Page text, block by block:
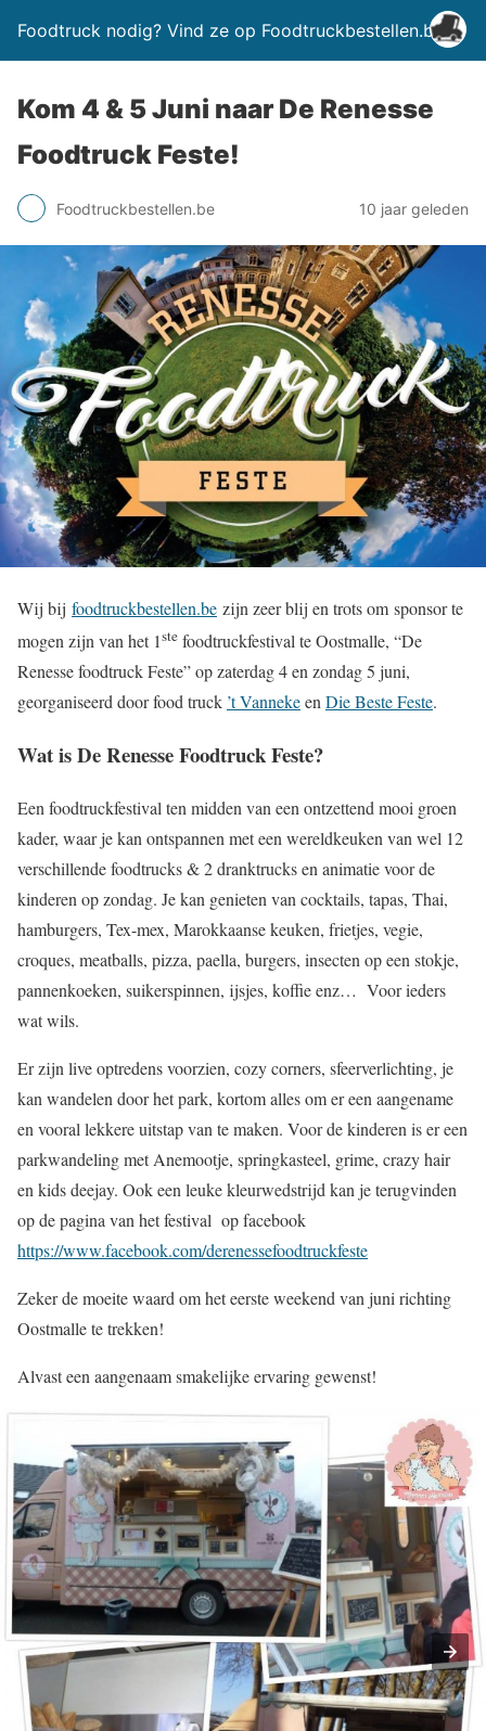
Foodtruck nodig? Vind ze op Foodtruckbestellen.be
Kom 4 & 5 Juni naar De Renesse
Foodtruck Feste!
Foodtruckbestellen.be 10 jaar geleden
Wij bij foodtruckbestellen.be zijn zeer blij en trots om sponsor te
mogen zijn van het 1ste foodtruckfestival te Oostmalle, “De
Renesse foodtruck Feste” op zaterdag 4 en zondag 5 juni,
georganiseerd door food truck ’t Vannekeen Die Beste Feste.
Wat is De Renesse Foodtruck Feste?
Een foodtruckfestival ten midden van een ontzettend mooi groen
kader, waar je kan ontspannen met een wereldkeuken van wel 12
verschillende foodtrucks & 2 dranktrucks en animatie voor de
kinderen op zondag. Je kan genieten van cocktails, tapas, Thai,
hamburgers, Tex-mex, Marokkaanse keuken, frietjes, vegie,
croques, meatballs, pizza, paella, burgers, insecten op een stokje,
pannenkoeken, suikerspinnen, ijsjes, koffie enz… Voor ieders
wat wils.
Er zijn live optredens voorzien, cozy corners, sfeerverlichting, je
kan wandelen door het park, kortom alles om er een aangename
en vooral lekkere uitstap van te maken. Voor de kinderen is er een
parkwandeling met Anemootje, springkasteel, grime, crazy hair
en kids deejay. Ook een leuke kleurwedstrijd kan je terugvinden
op de pagina van het festival op facebook
https://www.facebook.com/derenessefoodtruckfeste
Zeker de moeite waard om het eerste weekend van juni richting
Oostmalle te trekken!
Alvast een aangenaam smakelijke ervaring gewenst!